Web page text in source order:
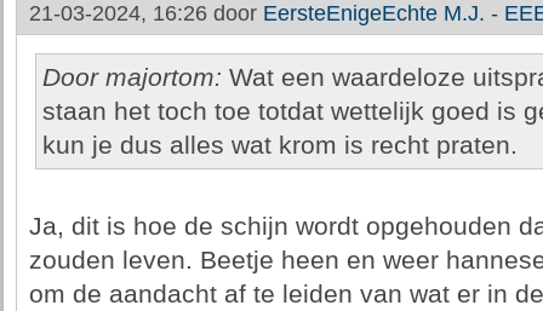
21-03-2024, 16:26 door EersteEnigeEchte M.J. -
Door majortom: Wat een waardeloze
staan het toch toe totdat wettelijk goed is
kun je dus alles wat krom is recht praten.
Ja, dit is hoe de schijn wordt opgehouden
zouden leven. Beetje heen en weer
om de aandacht af te leiden van wat er in